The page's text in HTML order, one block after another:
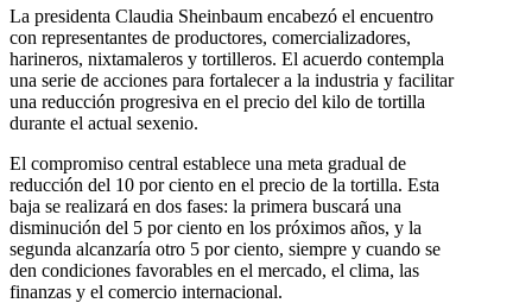
La presidenta Claudia Sheinbaum encabezó el encuentro
con representantes de productores, comercializadores,
harineros, nixtamaleros y tortilleros. El acuerdo contempla
una serie de acciones para fortalecer a la industria y facilitar
una reducción progresiva en el precio del kilo de tortilla
durante el actual sexenio.
El compromiso central establece una meta gradual de
reducción del 10 por ciento en el precio de la tortilla. Esta
baja se realizará en dos fases: la primera buscará una
disminución del 5 por ciento en los próximos años, y la
segunda alcanzaría otro 5 por ciento, siempre y cuando se
den condiciones favorables en el mercado, el clima, las
finanzas y el comercio internacional.